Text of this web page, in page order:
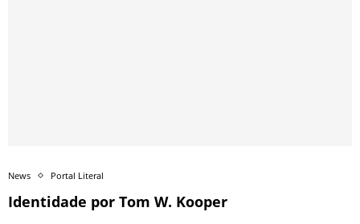
News Portal Literal
Identidade por Tom W. Kooper